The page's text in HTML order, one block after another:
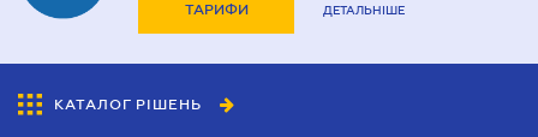
ТАРИФИ ДЕТАЛЬНІШЕ
КАТАЛОГ РІШЕНЬ